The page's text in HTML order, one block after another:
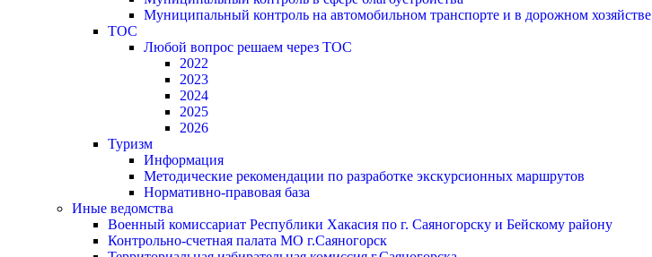
Муниципальный контроль на автомобильном транспорте и в дорожном хозяйстве
ТОС
Любой вопрос решаем через ТОС
2022
2023
2024
2025
2026
Туризм
Информация
Методические рекомендации по разработке экскурсионных маршрутов
Нормативно-правовая база
Иные ведомства
Военный комиссариат Республики Хакасия по г. Саяногорску и Бейскому району
Контрольно-счетная палата МО г.Саяногорск